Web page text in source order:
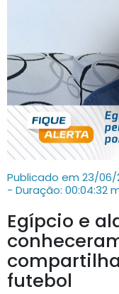
Publicado em 23/06/
- Duração: 00:04:32
Egípcio e
futebol